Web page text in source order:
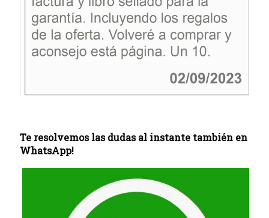
Te resolvemos las dudas al instante también en
WhatsApp!